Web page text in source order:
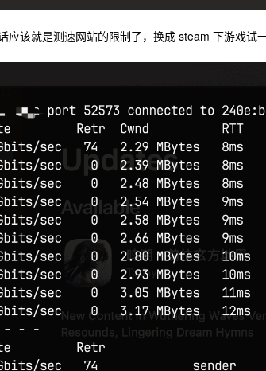
应该就是测速网站的限制了，换成 steam 下游戏试